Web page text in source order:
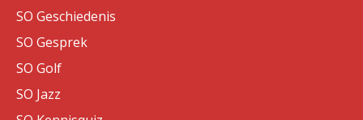
SO Geschiedenis
SO Gesprek
SO Golf
SO Jazz